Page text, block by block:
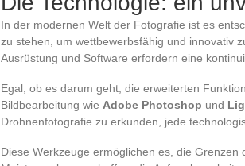
In der modernen Welt der Fotografie ist es
zu stehen, um wettbewerbsfähig und innovativ
Ausrüstung und Software erfordern eine
Egal, ob es darum geht, die erweiterten
Bildbearbeitung wie Adobe Photoshop und
Drohnenfotografie zu erkunden, jede
Diese Werkzeuge ermöglichen es, die